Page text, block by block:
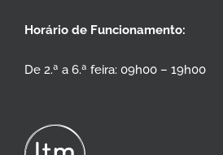
Horário de Funcionamento:
De 2.ª a 6.ª feira: 09h00 – 19h00